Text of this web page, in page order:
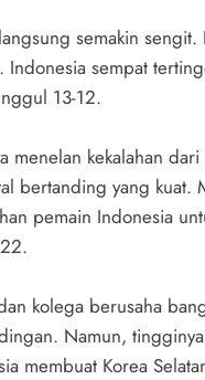
semakin sengit.
Indonesia sempat
13-12.
menelan kekalahan
bertanding yang kuat.
pemain Indonesia
kolega berusaha
Namun,
membuat Korea